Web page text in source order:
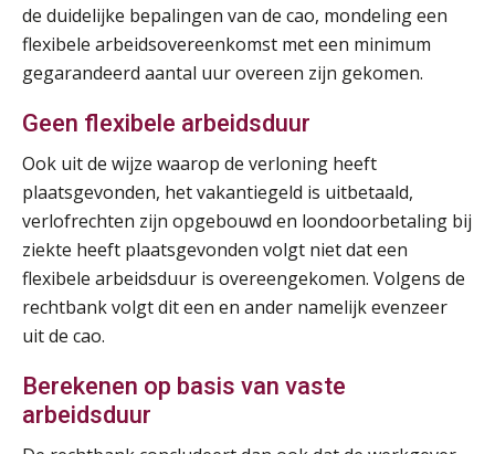
de duidelijke bepalingen van de cao, mondeling een
flexibele arbeidsovereenkomst met een minimum
gegarandeerd aantal uur overeen zijn gekomen.
Geen flexibele arbeidsduur
Ook uit de wijze waarop de verloning heeft
plaatsgevonden, het vakantiegeld is uitbetaald,
verlofrechten zijn opgebouwd en loondoorbetaling bij
ziekte heeft plaatsgevonden volgt niet dat een
flexibele arbeidsduur is overeengekomen. Volgens de
rechtbank volgt dit een en ander namelijk evenzeer
uit de cao.
Berekenen op basis van vaste
arbeidsduur
07
SEP
Online cursus Bedingen in de arbeidsovereenkomst
MOCuitgevers
08
SEP
MOCuitgevers
08
SEP
Tweedaagse online Excel training voor de salarisadministrateur (verdieping, specialisatie en AI)
MOCuitgevers
09
SEP
Cursus Samenwerken financiële- en salarisadministratie
16
SEP
MOCuitgevers